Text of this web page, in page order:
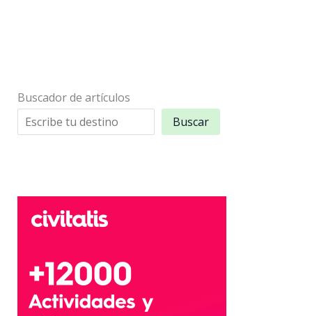
Buscador de artículos
Buscar